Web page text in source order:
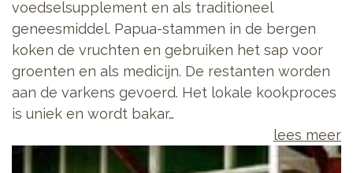
voedselsupplement en als traditioneel
geneesmiddel. Papua-stammen in de bergen
koken de vruchten en gebruiken het sap voor
groenten en als medicijn. De restanten worden
aan de varkens gevoerd. Het lokale kookproces
is uniek en wordt bakar…
lees meer